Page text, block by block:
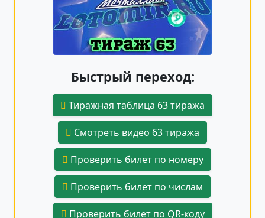
Быстрый переход:
Тиражная таблица 63 тиража
Смотреть видео 63 тиража
Проверить билет по номеру
Проверить билет по числам
Проверить билет по QR-коду